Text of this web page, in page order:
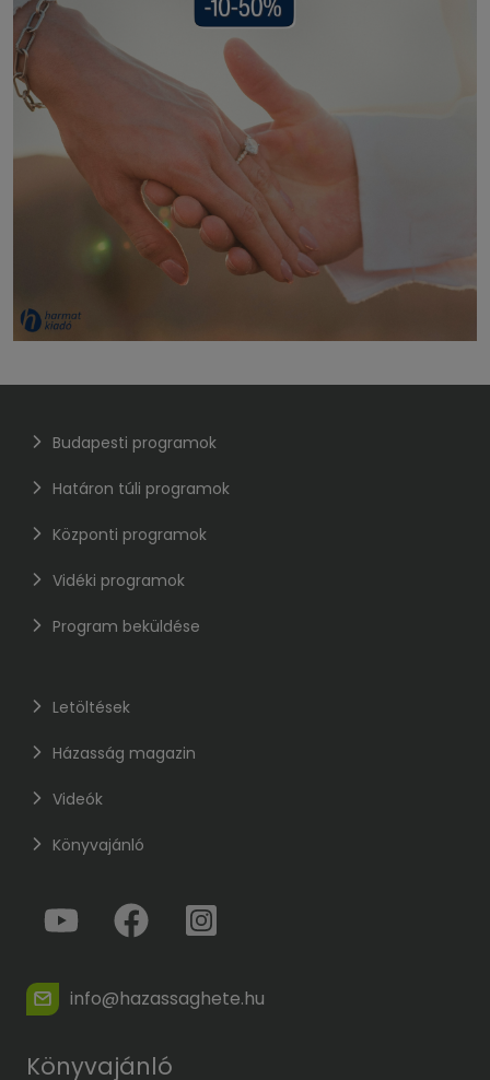
Budapesti programok
Határon túli programok
Központi programok
Vidéki programok
Program beküldése
Letöltések
Házasság magazin
Videók
Könyvajánló
info@hazassaghete.hu
Könyvajánló